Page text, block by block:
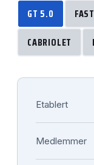
GT 5.0
CABRIOLET
Etablert
Medlemmer